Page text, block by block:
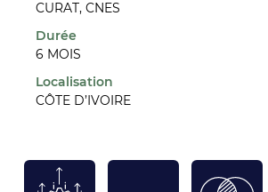
CURAT, CNES
Durée
6 MOIS
Localisation
CÔTE D’IVOIRE